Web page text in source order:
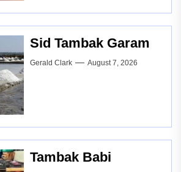
Sid Tambak Garam
Gerald Clark August 7, 2026
Tambak Babi